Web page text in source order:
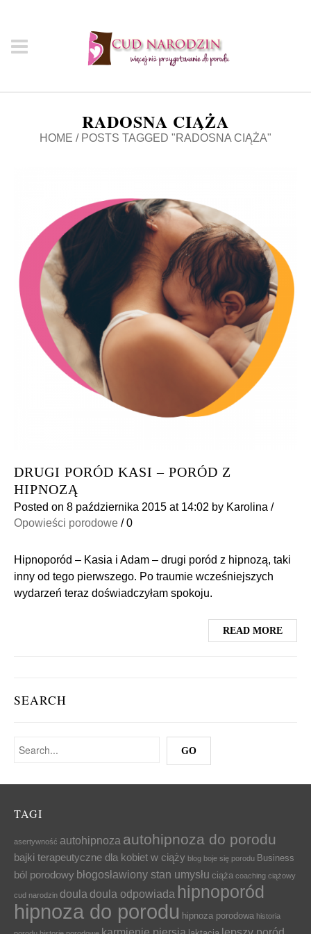
RADOSNA CIĄŻA
HOME / POSTS TAGGED "RADOSNA CIĄŻA"
DRUGI PORÓD KASI – PORÓD Z
HIPNOZĄ
Posted on 8 października 2015 at 14:02 by Karolina /
Opowieści porodowe /0
Hipnoporód – Kasia i Adam – drugi poród z hipnozą, taki
inny od tego pierwszego. Po traumie wcześniejszych
wydarzeń teraz doświadczyłam spokoju.
READ MORE
SEARCH
TAGI
asertywność autohipnoza autohipnoza do porodu
bajki terapeutyczne dla kobiet w ciąży blog boje się porodu Business
ból porodowy błogosławiony stan umysłu ciąża coaching ciążowy
cud narodzin doula doula odpowiada hipnoporód
hipnoza do porodu hipnoza porodowa historia